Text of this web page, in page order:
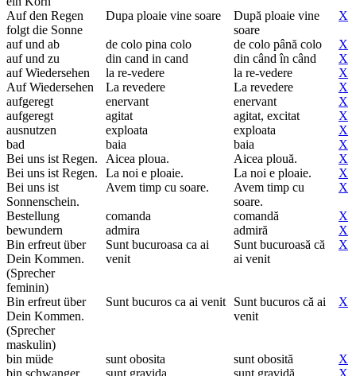
Auf den Regen
folgt die Sonne
Dupa ploaie vine soare
După ploaie vine
soare
X
auf und ab de colo pina colo de colo până colo
X
auf und zu
din cand in cand din când în când
X
auf Wiedersehen
la re-vedere la re-vedere
X
Auf Wiedersehen
La revedere La revedere
X
aufgeregt
enervant enervant
X
aufgeregt
agitat agitat, excitat
X
ausnutzen
exploata exploata
X
bad
baia baia
X
Bei uns ist Regen.
Aicea ploua. Aicea plouă.
X
Bei uns ist Regen.
La noi e ploaie. La noi e ploaie.
X
Bei uns ist
Sonnenschein.
Avem timp cu soare.
Avem timp cu
soare.
X
Bestellung comanda comandă
X
bewundern
admira admiră
X
Bin erfreut über
Dein Kommen.
(Sprecher
feminin)
Sunt bucuroasa ca ai
venit
Sunt bucuroasă că
ai venit
X
Bin erfreut über
Dein Kommen.
(Sprecher
maskulin)
Sunt bucuros ca ai venit
Sunt bucuros că ai
venit
X
bin müde sunt obosita sunt obosită
X